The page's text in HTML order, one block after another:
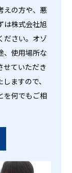
えの⽅や、悪
は株式会社旭
ださい。オゾ
、使用場所な
せていただき
ますので、
を何でもご相